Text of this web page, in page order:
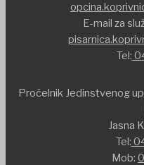
E-mail za
Tel:
Pročelnik Jedinstvenog
Jasna
Tel:
Mob: